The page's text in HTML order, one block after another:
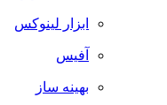
ابزار لینوکس
آفیس
بهینه ساز